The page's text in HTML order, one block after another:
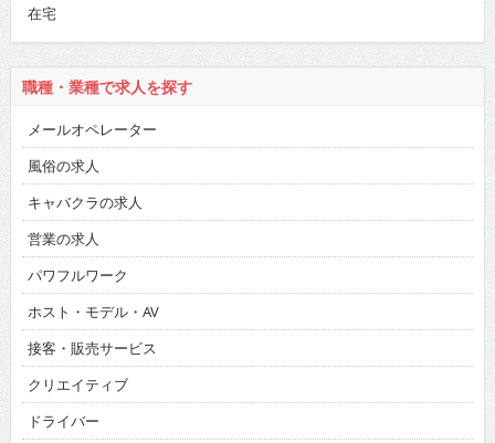
在宅
職種・業種で求人を探す
メールオペレーター
風俗の求人
キャバクラの求人
営業の求人
パワフルワーク
ホスト・モデル・AV
接客・販売サービス
クリエイティブ
ドライバー